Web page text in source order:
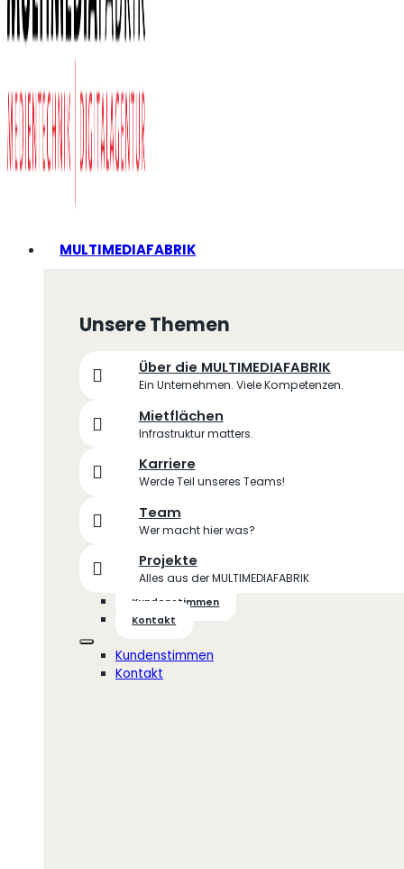
MULTIMEDIAFABRIK
Unsere Themen
Über die MULTIMEDIAFABRIK
Ein Unternehmen. Viele Kompetenzen.
Mietflächen
Infrastruktur matters.
Karriere
Werde Teil unseres Teams!
Team
Wer macht hier was?
Projekte
Alles aus der MULTIMEDIAFABRIK
Kundenstimmen
Kontakt
Kundenstimmen
Kontakt